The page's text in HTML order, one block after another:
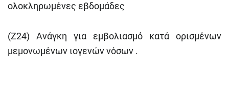
ολοκληρωμένες εβδομάδες
(Ζ24) Ανάγκη για εμβολιασμό κατά ορισμένων
μεμονωμένων ιογενών νόσων .